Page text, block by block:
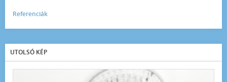
Referenciák
UTOLSÓ KÉP